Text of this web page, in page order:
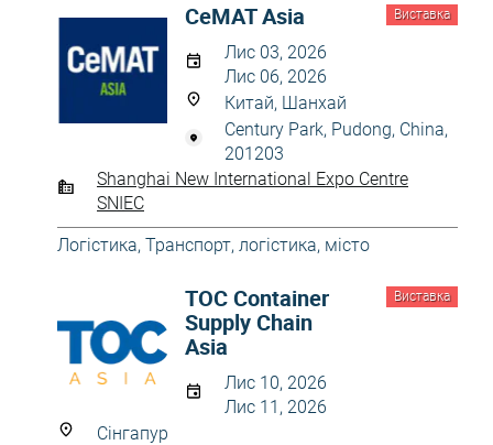
Виставка
CeMAT Asia
Лис 03, 2026
Лис 06, 2026
Китай, Шанхай
Century Park, Pudong, China,
201203
Shanghai New International Expo Centre
SNIEC
Логістика, Транспорт, логістика, місто
Виставка
TOC Container
Supply Chain
Asia
Лис 10, 2026
Лис 11, 2026
Сінгапур